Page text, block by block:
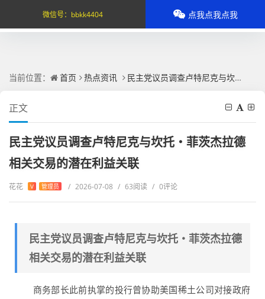
当前位置： 首页 热点资讯 民主党议员调查卢特尼克与坎托・菲茨杰拉德相关交易的潜在利益关联
正文
民主党议员调查卢特尼克与坎托・菲茨杰拉德
相关交易的潜在利益关联
花花 V 管理员 / 2026-07-08 / 63阅读 / 0评论
民主党议员调查卢特尼克与坎托・菲茨杰拉德
相关交易的潜在利益关联
商务部长此前执掌的投行曾协助美国稀土公司对接政府
微信号： bbkk4404 点我点我点我